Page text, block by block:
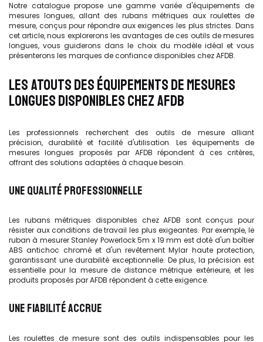
Notre catalogue propose une gamme variée d'équipements de
mesures longues, allant des rubans métriques aux roulettes de
mesure, conçus pour répondre aux exigences les plus strictes. Dans
cet article, nous explorerons les avantages de ces outils de mesures
longues, vous guiderons dans le choix du modèle idéal et vous
présenterons les marques de confiance disponibles chez AFDB.
LES ATOUTS DES ÉQUIPEMENTS DE MESURES
LONGUES DISPONIBLES CHEZ AFDB
Les professionnels recherchent des outils de mesure alliant
précision, durabilité et facilité d'utilisation. Les équipements de
mesures longues proposés par AFDB répondent à ces critères,
offrant des solutions adaptées à chaque besoin.
UNE QUALITÉ PROFESSIONNELLE
Les rubans métriques disponibles chez AFDB sont conçus pour
résister aux conditions de travail les plus exigeantes. Par exemple, le
ruban à mesurer Stanley Powerlock 5m x 19 mm est doté d'un boîtier
ABS antichoc chromé et d'un revêtement Mylar haute protection,
garantissant une durabilité exceptionnelle. De plus, la précision est
essentielle pour la mesure de distance métrique extérieure, et les
produits proposés par AFDB répondent à cette exigence.
UNE FIABILITÉ ACCRUE
Les roulettes de mesure sont des outils indispensables pour les